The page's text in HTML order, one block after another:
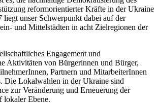
reformorientierter Kräfte in der Ukraine
liegt unser Schwerpunkt dabei auf der
und Mittelstädten in acht Zielregionen der
Engagement und
Aktivitäten von Bürgerinnen und Bürger,
Partnern und MitarbeiterInnen
Die Lokalwahlen in der Ukraine sind
zur Veränderung und Erneuerung der
lokaler Ebene.